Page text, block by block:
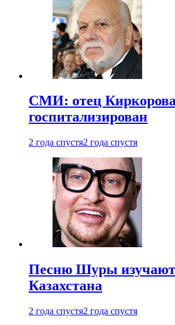
СМИ: отец
госпитализирован
2 года спустя2 года спустя
Песню Шуры
Казахстана
2 года спустя2 года спустя